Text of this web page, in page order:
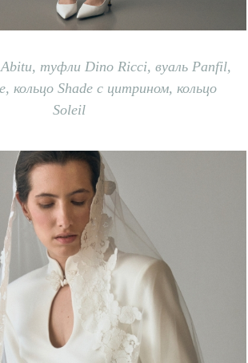
Abitu, туфли Dino Ricci, вуаль Panfil,
кольцо Shade c цитрином, кольцо
Soleil